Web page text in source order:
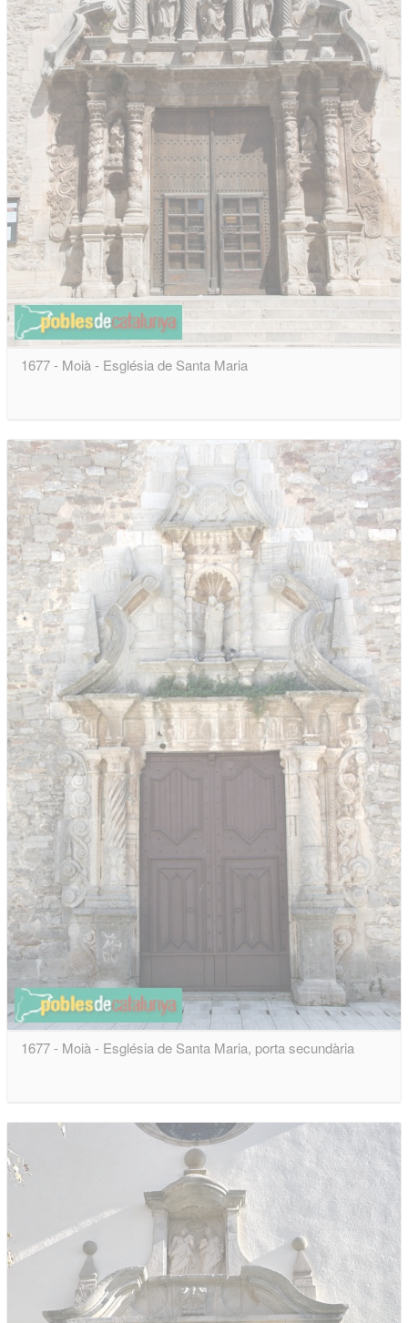
1677 - Moià - Església de Santa Maria
1677 - Moià - Església de Santa Maria, porta secundària